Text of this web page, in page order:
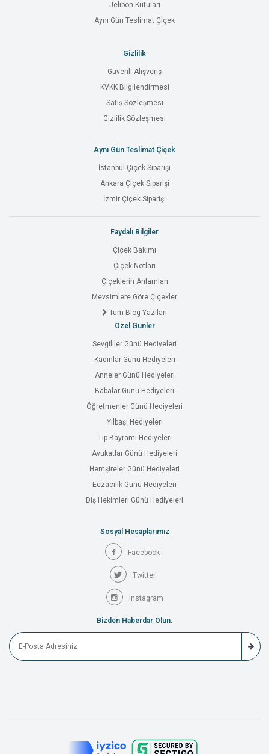
Jelibon Kutuları
Aynı Gün Teslimat Çiçek
Gizlilik
Güvenli Alışveriş
KVKK Bilgilendirmesi
Satış Sözleşmesi
Gizlilik Sözleşmesi
Aynı Gün Teslimat Çiçek
İstanbul Çiçek Siparişi
Ankara Çiçek Siparişi
İzmir Çiçek Siparişi
Faydalı Bilgiler
Çiçek Bakımı
Çiçek Notları
Çiçeklerin Anlamları
Mevsimlere Göre Çiçekler
Tüm Blog Yazıları
Özel Günler
Sevgililer Günü Hediyeleri
Kadınlar Günü Hediyeleri
Anneler Günü Hediyeleri
Babalar Günü Hediyeleri
Öğretmenler Günü Hediyeleri
Yılbaşı Hediyeleri
Tıp Bayramı Hediyeleri
Avukatlar Günü Hediyeleri
Hemşireler Günü Hediyeleri
Eczacılık Günü Hediyeleri
Diş Hekimleri Günü Hediyeleri
Sosyal Hesaplarımız
Facebook
Twitter
Instagram
Bizden Haberdar Olun.